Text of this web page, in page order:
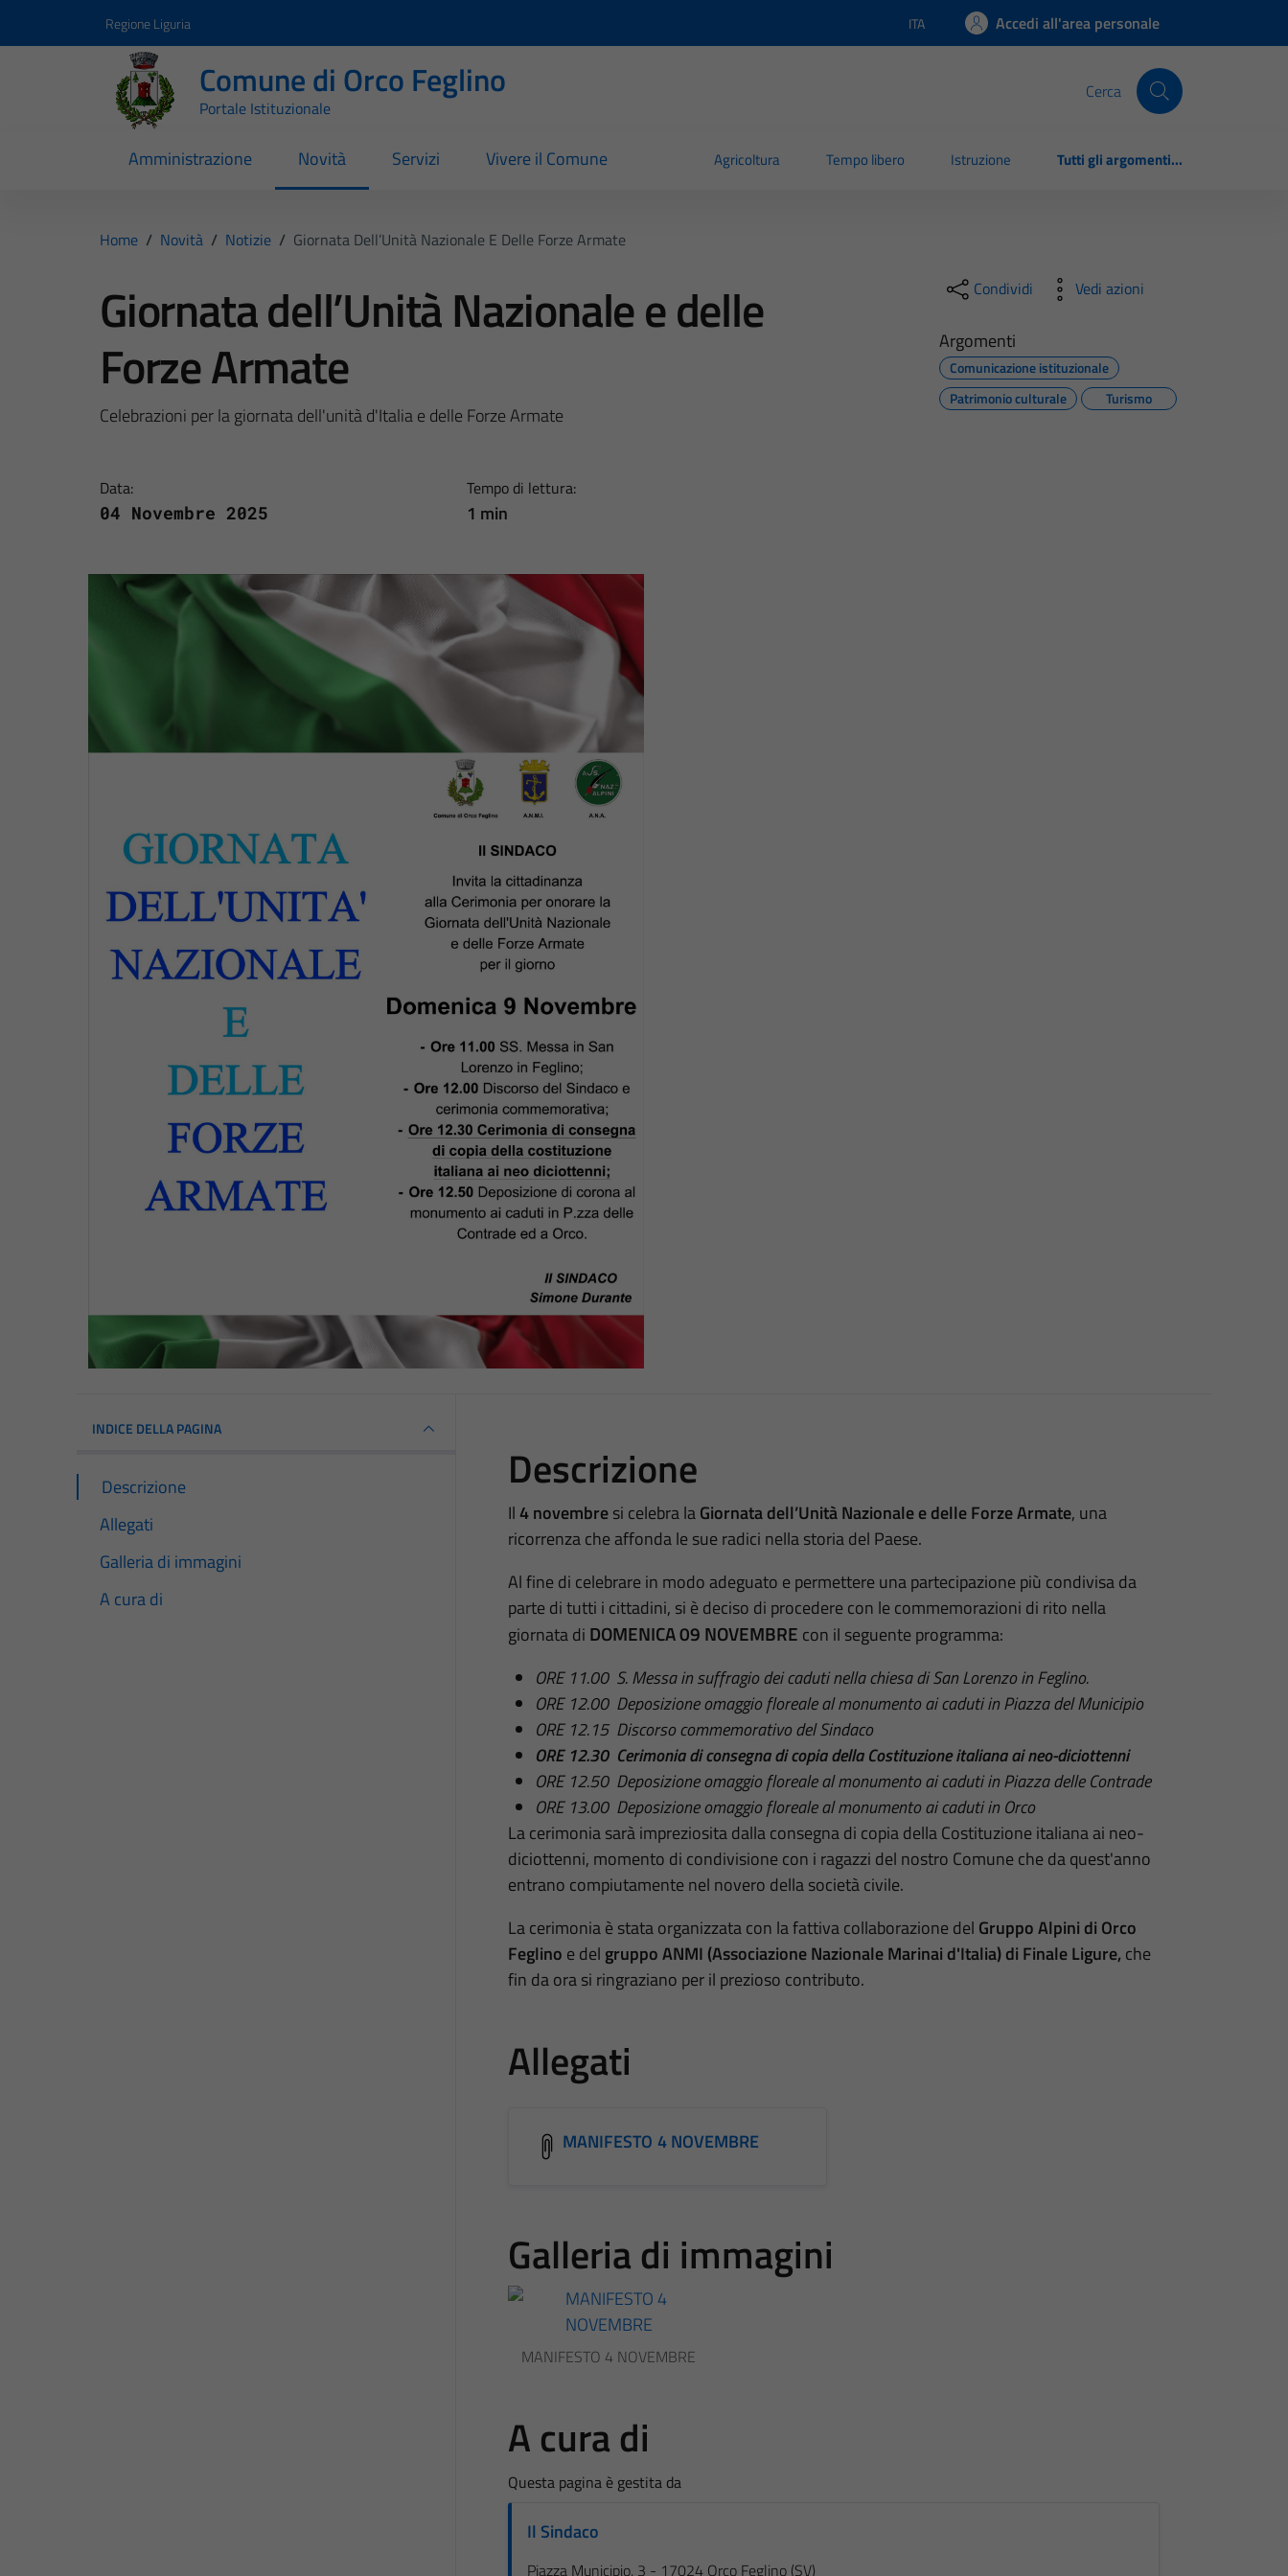
Regione Liguria Lingua attiva:
ITA Accedi all'area personale
Comune di Orco Feglino
Portale Istituzionale
Cerca
Amministrazione Novità Servizi Vivere il Comune Agricoltura Tempo libero Istruzione Tutti gli argomenti...
Home / Novità / Notizie / Giornata Dell’Unità Nazionale E Delle Forze Armate
Giornata dell’Unità Nazionale e delle
Forze Armate
Celebrazioni per la giornata dell'unità d'Italia e delle Forze Armate
Data:
04 Novembre 2025
Tempo di lettura:
1 min
Condividi Vedi azioni
Argomenti
Comunicazione istituzionale
Patrimonio culturale
Turismo
INDICE DELLA PAGINA
Descrizione
Allegati
Galleria di immagini
A cura di
Descrizione
Il4 novembresi celebra laGiornata dell’Unità Nazionale e delle Forze Armate, una
ricorrenza che affonda le sue radici nella storia del Paese.
Al fine di celebrare in modo adeguato e permettere una partecipazione più condivisa da
parte di tutti i cittadini, si è deciso di procedere con le commemorazioni di rito nella
giornata di DOMENICA 09 NOVEMBRE con il seguente programma:
ORE 11.00 S. Messa in suffragio dei caduti nella chiesa di San Lorenzo in Feglino.
ORE 12.00 Deposizione omaggio floreale al monumento ai caduti in Piazza del Municipio
ORE 12.15 Discorso commemorativo del Sindaco
ORE 12.30 Cerimonia di consegna di copia della Costituzione italiana ai neo-diciottenni
ORE 12.50 Deposizione omaggio floreale al monumento ai caduti in Piazza delle Contrade
ORE 13.00 Deposizione omaggio floreale al monumento ai caduti in Orco
La cerimonia sarà impreziosita dalla consegna di copia della Costituzione italiana ai neo-
diciottenni, momento di condivisione con i ragazzi del nostro Comune che da quest'anno
entrano compiutamente nel novero della società civile.
La cerimonia è stata organizzata con la fattiva collaborazione del Gruppo Alpini di Orco
Feglino e del gruppo ANMI (Associazione Nazionale Marinai d'Italia) di Finale Ligure, che
fin da ora si ringraziano per il prezioso contributo.
Allegati
MANIFESTO 4 NOVEMBRE
Galleria di immagini
MANIFESTO 4 NOVEMBRE
A cura di
Questa pagina è gestita da
Il Sindaco
Piazza Municipio, 3 - 17024 Orco Feglino (SV)